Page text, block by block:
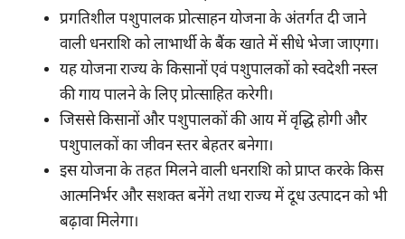
प्रगतिशील पशुपालक प्रोत्साहन योजना के अंतर्गत दी जाने
वाली धनराशि को लाभार्थी के बैंक खाते में सीधे भेजा जाएगा।
यह योजना राज्य के किसानों एवं पशुपालकों को स्वदेशी नस्ल
की गाय पालने के लिए प्रोत्साहित करेगी।
जिससे किसानों और पशुपालकों की आय में वृद्धि होगी और
पशुपालकों का जीवन स्तर बेहतर बनेगा।
इस योजना के तहत मिलने वाली धनराशि को प्राप्त करके किस
आत्मनिर्भर और सशक्त बनेंगे तथा राज्य में दूध उत्पादन को भी
बढ़ावा मिलेगा।